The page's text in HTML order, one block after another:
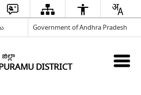
Government of Andhra Pradesh
DISTRICT